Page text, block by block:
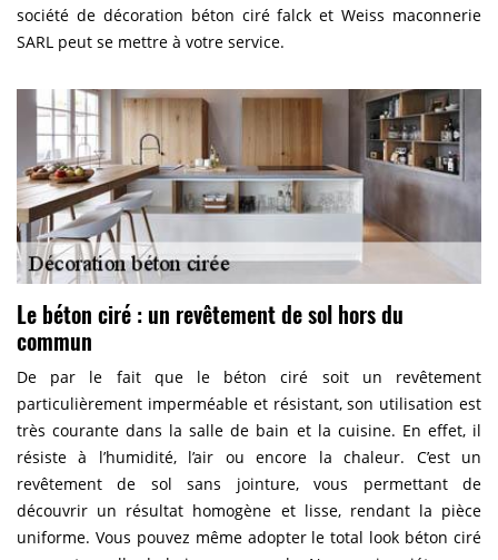
société de décoration béton ciré falck et Weiss maconnerie
SARL peut se mettre à votre service.
Le béton ciré : un revêtement de sol hors du
commun
De par le fait que le béton ciré soit un revêtement
particulièrement imperméable et résistant, son utilisation est
très courante dans la salle de bain et la cuisine. En effet, il
résiste à l’humidité, l’air ou encore la chaleur. C’est un
revêtement de sol sans jointure, vous permettant de
découvrir un résultat homogène et lisse, rendant la pièce
uniforme. Vous pouvez même adopter le total look béton ciré